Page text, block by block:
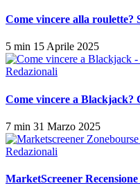
Come vincere alla
5 min 15 Aprile 2025
Redazionali
Come vincere a Blackjack?
7 min 31 Marzo 2025
Redazionali
MarketScreener